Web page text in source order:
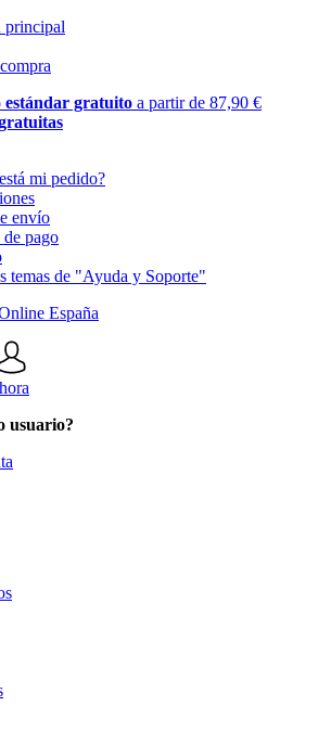
principal
estándar gratuito a partir de 87,90 €
mi pedido?
envío
pago
temas de "Ayuda y Soporte"
usuario?